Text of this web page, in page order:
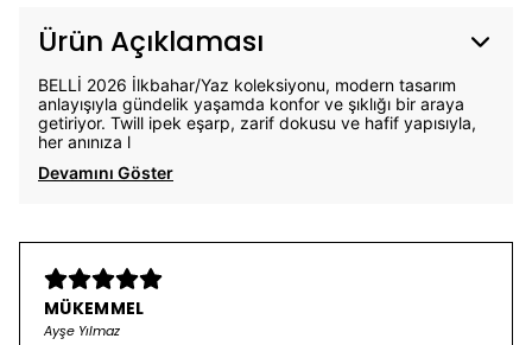
Ürün Açıklaması
BELLİ 2026 İlkbahar/Yaz koleksiyonu, modern tasarım
anlayışıyla gündelik yaşamda konfor ve şıklığı bir araya
getiriyor. Twill ipek eşarp, zarif dokusu ve hafif yapısıyla,
her anınıza l
Devamını Göster
MÜKEMMEL
Ayşe Yılmaz